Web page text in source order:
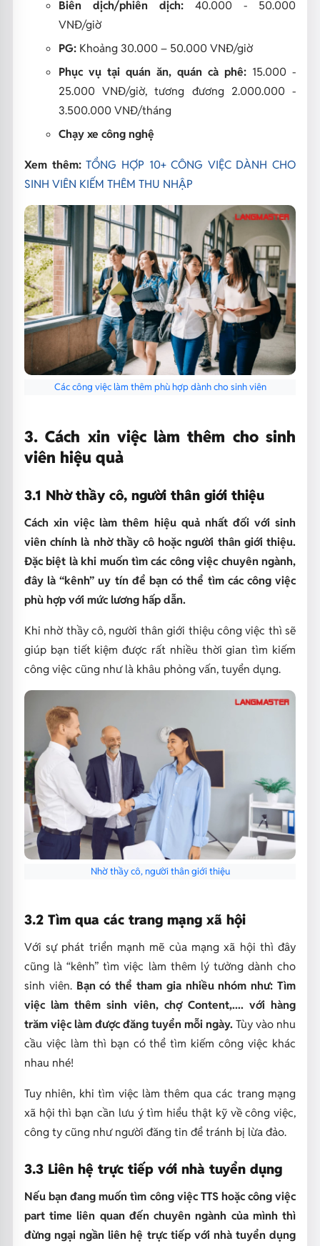
Biên dịch/phiên dịch:40.000 - 50.000
VNĐ/giờ
PG:Khoảng 30.000 – 50.000 VNĐ/giờ
Phục vụ tại quán ăn, quán cà phê: 15.000 -
25.000 VNĐ/giờ, tương đương 2.000.000 -
3.500.000 VNĐ/tháng
Chạy xe công nghệ
Xem thêm:TỔNG HỢP 10+ CÔNG VIỆC DÀNH CHO
SINH VIÊN KIẾM THÊM THU NHẬP
Các công việc làm thêm phù hợp dành cho sinh viên
3. Cách xin việc làm thêm cho sinh
viên hiệu quả
3.1 Nhờ thầy cô, người thân giới thiệu
Cách xin việc làm thêm hiệu quả nhất đối với sinh
viên chính là nhờ thầy cô hoặc người thân giới thiệu.
Đặc biệt là khi muốn tìm các công việc chuyên ngành,
đây là “kênh” uy tín để bạn có thể tìm các công việc
phù hợp với mức lương hấp dẫn.
Khi nhờ thầy cô, người thân giới thiệu công việc thì sẽ
giúp bạn tiết kiệm được rất nhiều thời gian tìm kiếm
công việc cũng như là khâu phỏng vấn, tuyển dụng.
Nhờ thầy cô, người thân giới thiệu
3.2 Tìm qua các trang mạng xã hội
Với sự phát triển mạnh mẽ của mạng xã hội thì đây
cũng là “kênh” tìm việc làm thêm lý tưởng dành cho
sinh viên. Bạn có thể tham gia nhiều nhóm như: Tìm
việc làm thêm sinh viên, chợ Content,.... với hàng
trăm việc làm được đăng tuyển mỗi ngày.Tùy vào nhu
cầu việc làm thì bạn có thể tìm kiếm công việc khác
nhau nhé!
Tuy nhiên, khi tìm việc làm thêm qua các trang mạng
xã hội thì bạn cần lưu ý tìm hiểu thật kỹ về công việc,
công ty cũng như người đăng tin để tránh bị lừa đảo.
3.3 Liên hệ trực tiếp với nhà tuyển dụng
Nếu bạn đang muốn tìm công việc TTS hoặc công việc
part time liên quan đến chuyên ngành của mình thì
đừng ngại ngần liên hệ trực tiếp với nhà tuyển dụng